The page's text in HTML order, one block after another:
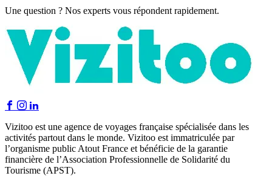
Une question ? Nos experts vous répondent rapidement.
Vizitoo est une agence de voyages française spécialisée dans les
activités partout dans le monde. Vizitoo est immatriculée par
l’organisme public Atout France et bénéficie de la garantie
financière de l’Association Professionnelle de Solidarité du
Tourisme (APST).